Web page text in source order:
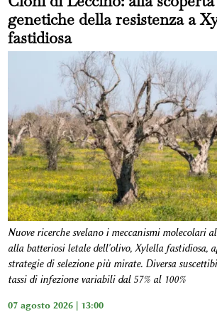
genetiche della resistenza a
fastidiosa
Nuove ricerche svelano i meccanismi molecolari
alla batteriosi letale dell'olivo, Xylella fastidiosa,
strategie di selezione più mirate. Diversa
tassi di infezione variabili dal 57% al 100%
07 agosto 2026 | 13:00